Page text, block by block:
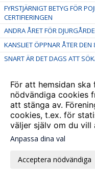
FYRSTJÄRNIGT BETYG FÖR
CERTIFIERINGEN
ANDRA ÅRET FÖR
KANSLIET ÖPPNAR ÅTER DEN
SNART ÄR DET DAGS ATT
KLARTECKEN FÖR NYTT
GOD DJU! JULKAMPANJ!
POJKAKADEMIN RUSTAR
EN GUIDE FÖR BLÅRANDIGA
ANDERS JOHANSSON
TRE DIF-TALANGER SKRIVER
LAGET
För att hemsidan
nödvändiga cookies
att stänga av.
cookies, t.ex. för
väljer själv om du vill
Anpassa dina val
Acceptera nödvändiga